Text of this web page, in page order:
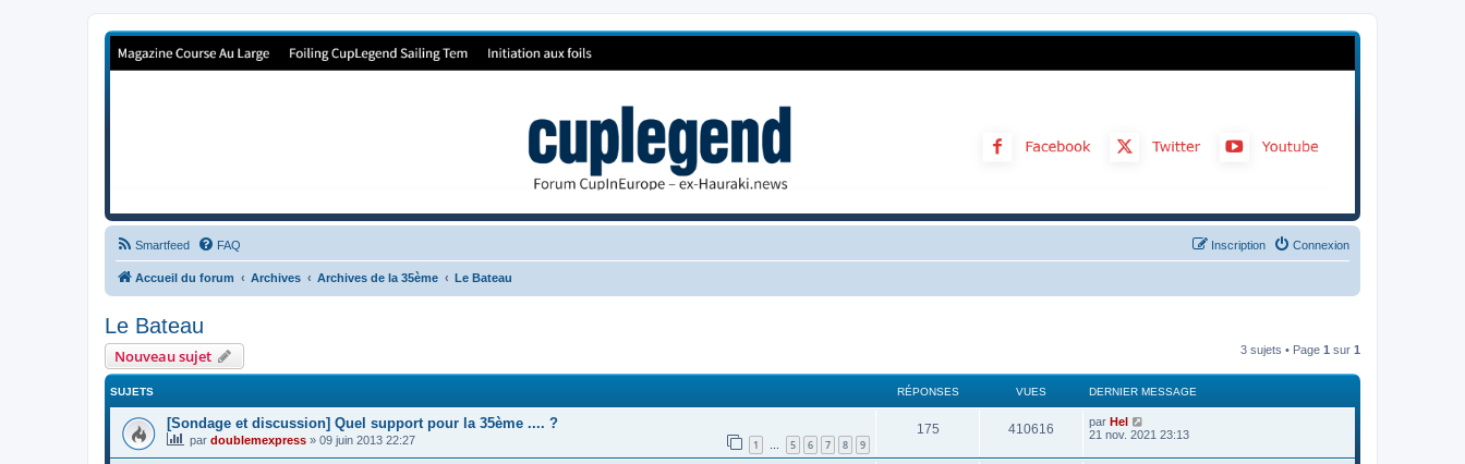
Forum de Cup In Europe
Smartfeed FAQ Connexion
Inscription
Accueil du forum Archives Archives de la 35ème Le Bateau
Le Bateau
Nouveau sujet 3 sujets • Page 1 sur 1
SUJETS RÉPONSES VUES DERNIER MESSAGE
[Sondage et discussion] Quel support pour la 35ème .... ?
par doublemexpress » 09 juin 2013 22:27 1 … 5 6 7 8 9
175 410616 par Hel
21 nov. 2021 23:13